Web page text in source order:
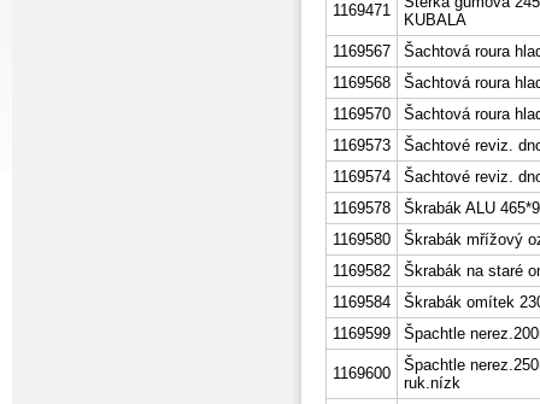
1169471
KUBALA
1169567
Šachtová roura
1169568
Šachtová roura
1169570
Šachtová roura
1169573
Šachtové reviz.
1169574
Šachtové reviz.
1169578
Škrabák ALU
1169580
Škrabák mřížový
1169582
Škrabák na staré
1169584
Škrabák omítek
1169599
Špachtle
1169600
Špachtle
ruk.nízk